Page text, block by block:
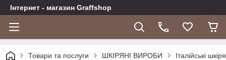
Інтернет - магазин Graffshop
Товари та послуги ШКІРЯНІ ВИРОБИ Італійські